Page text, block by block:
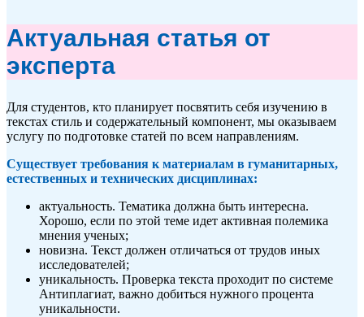
Актуальная статья от
эксперта
Для студентов, кто планирует посвятить себя изучению в
текстах стиль и содержательный компонент, мы оказываем
услугу по подготовке статей по всем направлениям.
Существует требования к материалам в гуманитарных,
естественных и технических дисциплинах:
актуальность. Тематика должна быть интересна.
Хорошо, если по этой теме идет активная полемика
мнения ученых;
новизна. Текст должен отличаться от трудов иных
исследователей;
уникальность. Проверка текста проходит по системе
Антиплагиат, важно добиться нужного процента
уникальности.